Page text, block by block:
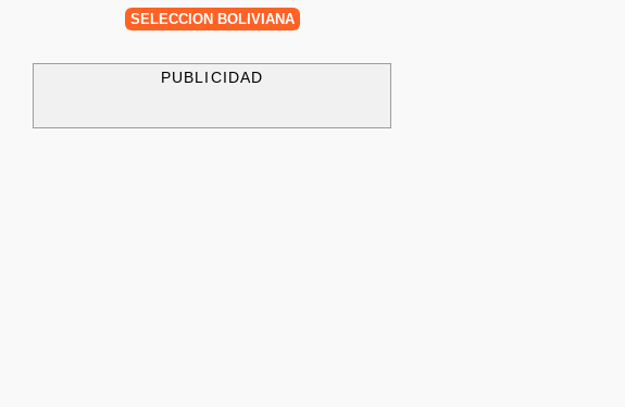
SELECCIÓN BOLIVIANA
PUBLICIDAD